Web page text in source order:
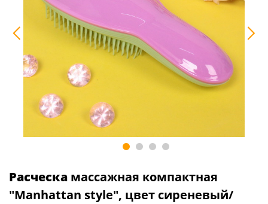
Расческа массажная компактная
"Manhattan style", цвет сиреневый/